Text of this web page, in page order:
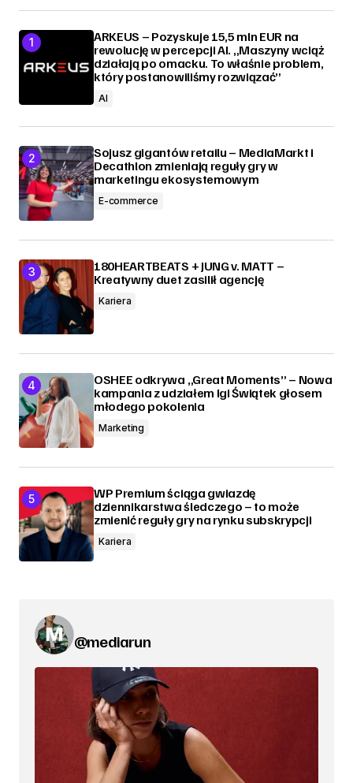
ARKEUS – Pozyskuje 15,5 mln EUR na
rewolucję w percepcji AI. „Maszyny wciąż
działają po omacku. To właśnie problem,
który postanowiliśmy rozwiązać”
AI
Sojusz gigantów retailu – MediaMarkt i
Decathlon zmieniają reguły gry w
marketingu ekosystemowym
E-commerce
180HEARTBEATS + JUNG v. MATT –
Kreatywny duet zasilił agencję
Kariera
OSHEE odkrywa „Great Moments” – Nowa
kampania z udziałem Igi Świątek głosem
młodego pokolenia
Marketing
WP Premium ściąga gwiazdę
dziennikarstwa śledczego – to może
zmienić reguły gry na rynku subskrypcji
Kariera
@mediarun